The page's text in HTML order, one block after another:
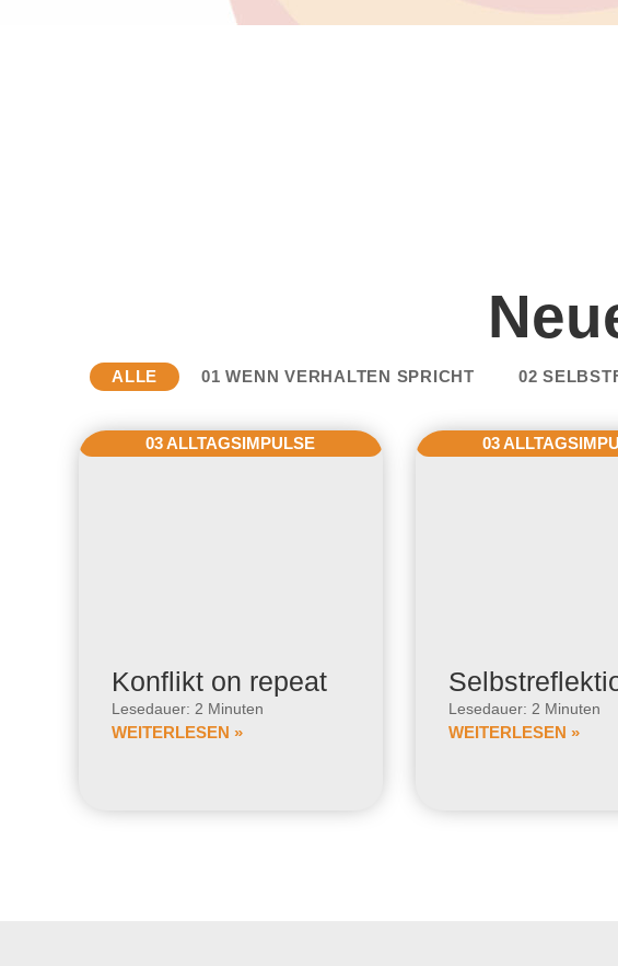
01 WENN VERHALTEN SPRICHT 02
ALLE
03 ALLTAGSIMPULSE
Konflikt on repeat
Lesedauer: 2 Minuten
WEITERLESEN »
03
Lesedauer: 2 Minuten
WEITERLESEN »